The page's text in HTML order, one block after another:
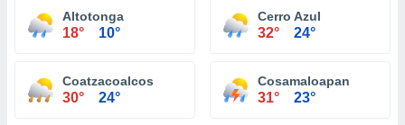
Altotonga
18° 10°
Cerro Azul
32° 24°
Coatzacoalcos
30° 24°
Cosamaloapan
31° 23°